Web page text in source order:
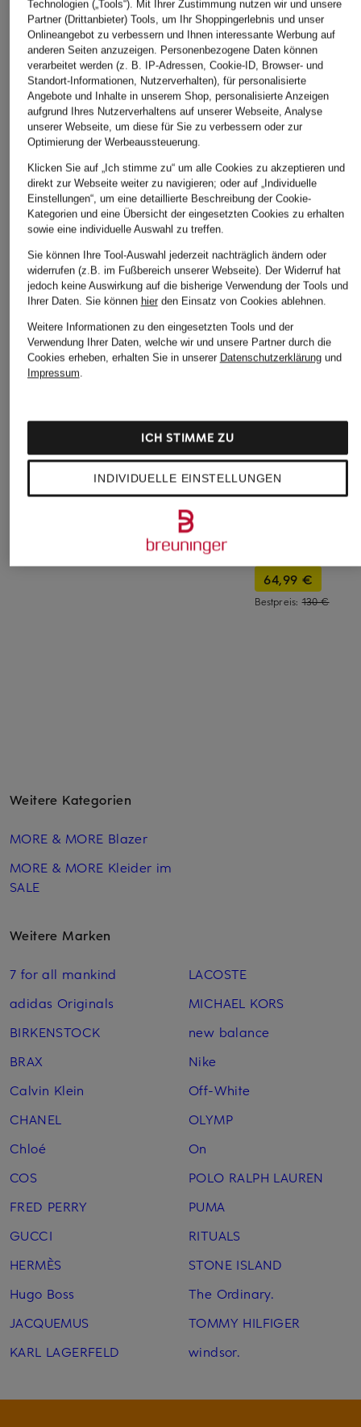
seidensticker
seidensticker
Hemdbluse
129,95 €
+Aktionsrabatt
64,99 €
Bestpreis:130 €
Weitere Kategorien
MORE & MORE Blazer
MORE & MORE Kleider im
SALE
Weitere Marken
7 for all mankind
adidas Originals
BIRKENSTOCK
BRAX
Calvin Klein
CHANEL
Chloé
COS
FRED PERRY
GUCCI
HERMÈS
Hugo Boss
JACQUEMUS
KARL LAGERFELD
LACOSTE
MICHAEL KORS
new balance
Nike
Off-White
OLYMP
On
POLO RALPH LAUREN
PUMA
RITUALS
STONE ISLAND
The Ordinary.
TOMMY HILFIGER
windsor.
Technologien („Tools“). Mit Ihrer Zustimmung nutzen wir und unsere
Partner (Drittanbieter) Tools, um Ihr Shoppingerlebnis und unser
Onlineangebot zu verbessern und Ihnen interessante Werbung auf
anderen Seiten anzuzeigen. Personenbezogene Daten können
verarbeitet werden (z. B. IP-Adressen, Cookie-ID, Browser- und
Standort-Informationen, Nutzerverhalten), für personalisierte
Angebote und Inhalte in unserem Shop, personalisierte Anzeigen
aufgrund Ihres Nutzerverhaltens auf unserer Webseite, Analyse
unserer Webseite, um diese für Sie zu verbessern oder zur
Optimierung der Werbeaussteuerung.
Klicken Sie auf „Ich stimme zu“ um alle Cookies zu akzeptieren und
direkt zur Webseite weiter zu navigieren; oder auf „Individuelle
Einstellungen“, um eine detaillierte Beschreibung der Cookie-
Kategorien und eine Übersicht der eingesetzten Cookies zu erhalten
sowie eine individuelle Auswahl zu treffen.
Sie können Ihre Tool-Auswahl jederzeit nachträglich ändern oder
widerrufen (z.B. im Fußbereich unserer Webseite). Der Widerruf hat
jedoch keine Auswirkung auf die bisherige Verwendung der Tools und
Ihrer Daten. Sie können hierden Einsatz von Cookies ablehnen.
Weitere Informationen zu den eingesetzten Tools und der
Verwendung Ihrer Daten, welche wir und unsere Partner durch die
Cookies erheben, erhalten Sie in unserer Datenschutzerklärungund
Impressum.
INDIVIDUELLE EINSTELLUNGEN
ICH STIMME ZU